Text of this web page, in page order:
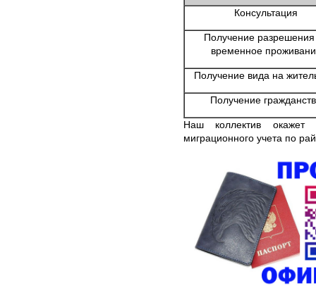
Консультация
Получение
временное
Получение вида на
Получение
Наш коллектив окажет
миграционного учета по